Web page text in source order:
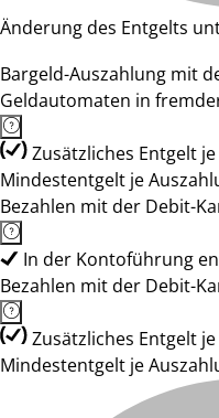
Änderung des Entgelts
Bargeld-Auszahlung mit
Geldautomaten in
Zusätzliches Entgelt
Mindestentgelt je
Bezahlen mit der Debit-
In der Kontoführung
Bezahlen mit der Debit-
Zusätzliches Entgelt
Mindestentgelt je